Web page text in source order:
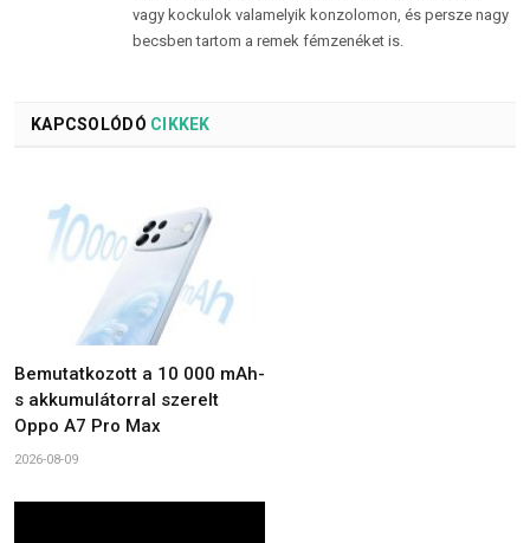
vagy kockulok valamelyik konzolomon, és persze nagy
becsben tartom a remek fémzenéket is.
KAPCSOLÓDÓ CIKKEK
Bemutatkozott a 10 000 mAh-
s akkumulátorral szerelt
Oppo A7 Pro Max
2026-08-09